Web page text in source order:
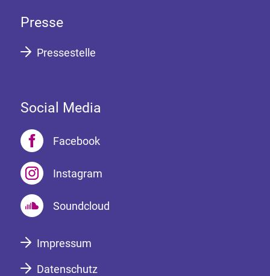
Presse
Pressestelle
Social Media
Facebook
Instagram
Soundcloud
Impressum
Datenschutz